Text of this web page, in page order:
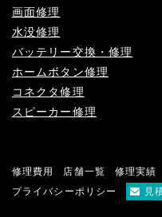
画面修理
水没修理
バッテリー交換・修理
ホームボタン修理
コネクタ修理
スピーカー修理
修理費用 店舗一覧 修理実績
プライバシーポリシー
見